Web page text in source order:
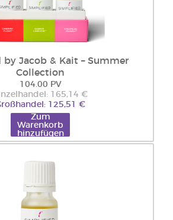
Jacob & Kait – Summer
Collection
104.00 PV
165,14 €
125,51 €
Zum
Warenkorb
hinzufügen